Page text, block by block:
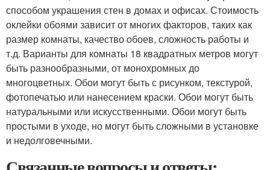
способом украшения стен в домах и офисах. Стоимость
оклейки обоями зависит от многих факторов, таких как
размер комнаты, качество обоев, сложность работы и
т.д. Варианты для комнаты 18 квадратных метров могут
быть разнообразными, от монохромных до
многоцветных. Обои могут быть с рисунком, текстурой,
фотопечатью или нанесением краски. Обои могут быть
натуральными или искусственными. Обои могут быть
простыми в уходе, но могут быть сложными в установке
и недолговечными.